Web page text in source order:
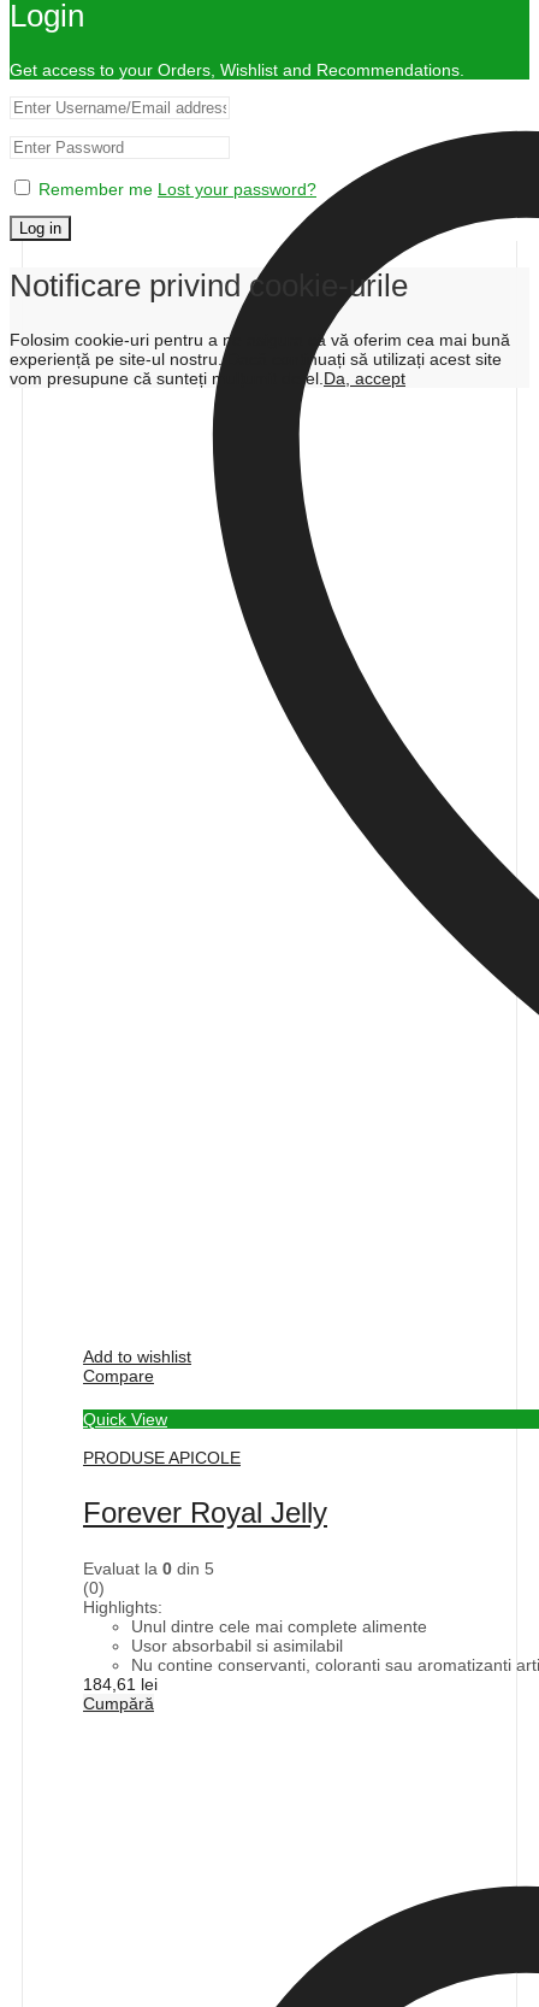
Add to wishlist
Compare
Quick View
PRODUSE APICOLE
Forever Royal Jelly
Evaluat la 0 din 5
(0)
Highlights:
Unul dintre cele mai complete alimente
Usor absorbabil si asimilabil
Nu contine conservanti, coloranti sau aromatizanti
184,61 lei
Cumpără
Login
Get access to your Orders, Wishlist and Recommendations.
Remember me Lost your password?
Log in
Notificare privind cookie-urile
Folosim cookie-uri pentru a ne asigura că vă oferim cea mai bună
experiență pe site-ul nostru. Dacă continuați să utilizați acest site
vom presupune că sunteți mulțumit de el.Da, accept